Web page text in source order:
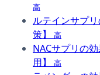
高
ルテインサプ
策】
高
NACサプリの
用】
高